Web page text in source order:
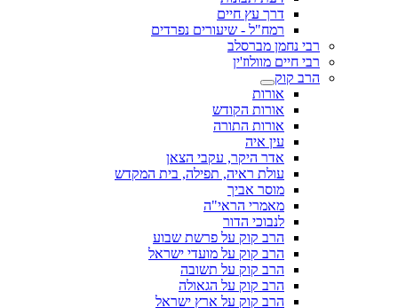
דרך עץ חיים
רמח"ל - שיעורים נפרדים
רבי נחמן מברסלב
רבי חיים מוולוז'ין
הרב קוק
אורות
אורות הקודש
אורות התורה
עין איה
אדר היקר, עקבי הצאן
עולת ראיה, תפילה, בית המקדש
מוסר אביך
מאמרי הראי"ה
לנבוכי הדור
הרב קוק על פרשת שבוע
הרב קוק על מועדי ישראל
הרב קוק על תשובה
הרב קוק על הגאולה
הרב קוק על ארץ ישראל